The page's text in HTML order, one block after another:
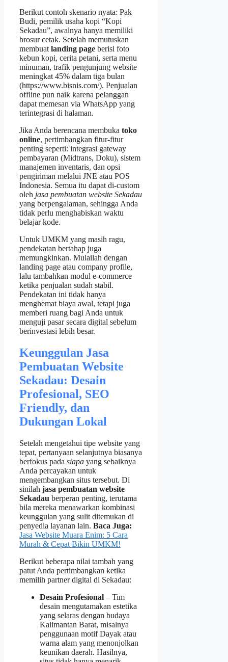
Berikut contoh skenario nyata: Pak
Budi, pemilik usaha kopi “Kopi
Sekadau”, awalnya hanya memiliki
brosur cetak. Setelah memutuskan
membuat landing page berisi foto
kebun kopi, cerita petani, serta menu
minuman, trafik pengunjung website
meningkat 45% dalam tiga bulan
(https://www.bisnis.com/). Penjualan
offline pun naik karena pelanggan
dapat memesan via WhatsApp yang
terintegrasi di halaman.
Jika Anda berencana membuka toko
online, pertimbangkan fitur-fitur
penting seperti: integrasi gateway
pembayaran (Midtrans, Doku), sistem
manajemen inventaris, dan opsi
pengiriman melalui JNE atau POS
Indonesia. Semua itu dapat di‑custom
oleh jasa pembuatan website Sekadau
yang berpengalaman, sehingga Anda
tidak perlu menghabiskan waktu
belajar kode.
Untuk UMKM yang masih ragu,
pendekatan bertahap juga
memungkinkan. Mulailah dengan
landing page atau company profile,
lalu tambahkan modul e‑commerce
ketika penjualan sudah stabil.
Pendekatan ini tidak hanya
menghemat biaya awal, tetapi juga
memberi ruang bagi Anda untuk
menguji pasar secara digital sebelum
berinvestasi lebih besar.
Keunggulan Jasa
Pembuatan Website
Sekadau: Desain
Profesional, SEO
Friendly, dan
Dukungan Lokal
Setelah mengetahui tipe website yang
tepat, pertanyaan selanjutnya biasanya
berfokus pada siapa yang sebaiknya
Anda percayakan untuk
mengembangkan situs tersebut. Di
sinilah jasa pembuatan website
Sekadau berperan penting, terutama
bila mereka menawarkan kombinasi
keunggulan yang sulit ditemukan di
penyedia layanan lain. Baca Juga:
Jasa Website Muara Enim: 5 Cara
Murah & Cepat Bikin UMKM!
Berikut beberapa nilai tambah yang
patut Anda pertimbangkan ketika
memilih partner digital di Sekadau:
Desain Profesional – Tim
desain mengutamakan estetika
yang selaras dengan budaya
Kalimantan Barat, misalnya
penggunaan motif Dayak atau
warna alam yang menonjolkan
keunikan daerah. Hasilnya,